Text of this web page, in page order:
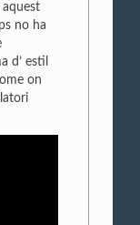
aquest
no ha
d’ estil
on